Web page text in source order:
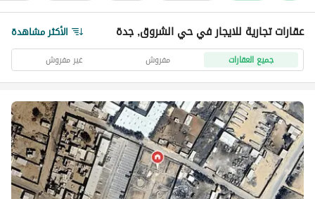
عقارات تجارية للايجار في حي الشروق, جدة الأكثر مشاهدة
جميع العقارات مفروش غير مفروش